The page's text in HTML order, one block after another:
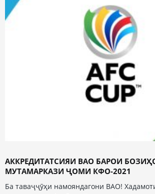
АККРЕДИТАТСИЯИ ВАО БАРОИ
МУТАМАРКАЗИ ҶОМИ КФО-2021
Ба таваҷҷӯҳи намояндагони ВАО!